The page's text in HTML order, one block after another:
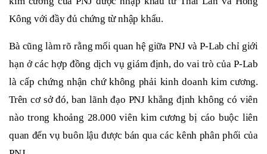
Kông với đầy đủ chứng từ nhập khẩu.
Bà cũng làm rõ rằng mối quan hệ giữa PNJ và P-Lab chỉ giới
hạn ở các hợp đồng dịch vụ giám định, do vai trò của P-Lab
là cấp chứng nhận chứ không phải kinh doanh kim cương.
Trên cơ sở đó, ban lãnh đạo PNJ khẳng định không có viên
nào trong khoảng 28.000 viên kim cương bị cáo buộc liên
quan đến vụ buôn lậu được bán qua các kênh phân phối của